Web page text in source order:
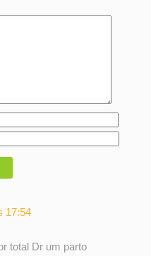
17:54
total Dr um parto